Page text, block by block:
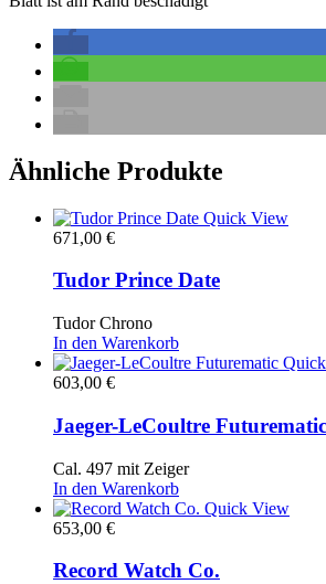
Ähnliche Produkte
Quick View
671,00 €
Tudor Prince Date
Tudor Chrono
In den Warenkorb
603,00 €
Jaeger-LeCoultre Futurematic
Cal. 497 mit Zeiger
In den Warenkorb
Quick View
653,00 €
Record Watch Co.